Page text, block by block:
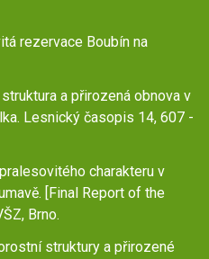
rezervace Boubín na
a přirozená obnova v
Lesnický časopis 14, 607 -
charakteru v
[Final Report of the
Brno.
struktury a přirozené